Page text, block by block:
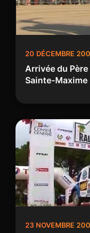
20 DÉCEMBRE
Arrivée du
Sainte-Maxime
23 NOVEMBRE